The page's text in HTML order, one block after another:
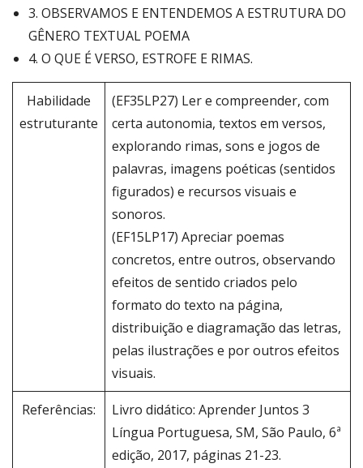
3. OBSERVAMOS E ENTENDEMOS A ESTRUTURA DO
GÊNERO TEXTUAL POEMA
4. O QUE É VERSO, ESTROFE E RIMAS.
Habilidade
estruturante
(EF35LP27) Ler e compreender, com
certa autonomia, textos em versos,
explorando rimas, sons e jogos de
palavras, imagens poéticas (sentidos
figurados) e recursos visuais e
sonoros.
(EF15LP17) Apreciar poemas
concretos, entre outros, observando
efeitos de sentido criados pelo
formato do texto na página,
distribuição e diagramação das letras,
pelas ilustrações e por outros efeitos
visuais.
Referências:
Livro didático: Aprender Juntos 3
Língua Portuguesa, SM, São Paulo, 6ª
edição, 2017, páginas 21-23.